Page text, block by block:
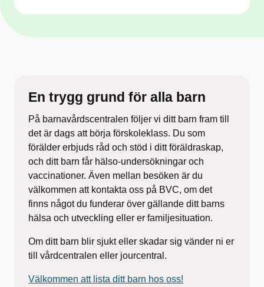
En trygg grund ​för alla barn
På barnavårdscentralen följer vi ditt barn fram till
det ​är dags att börja förskoleklass. Du som
förälder erbjuds råd och stöd i ditt föräldraskap,
och ditt barn får hälso-undersökningar och
vaccinationer. Även mellan besöken är du
välkommen att kontakta oss på BVC, om det
finns något du funderar över gällande ditt barns
hälsa och utveckling eller er familjesituation.​
​Om ditt barn blir sjukt eller skadar sig vänder ni er
till vårdcentralen eller jourcentral.
Välkommen att lista ditt barn hos oss!